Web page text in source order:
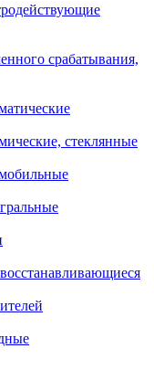
срабатывания,
стеклянные